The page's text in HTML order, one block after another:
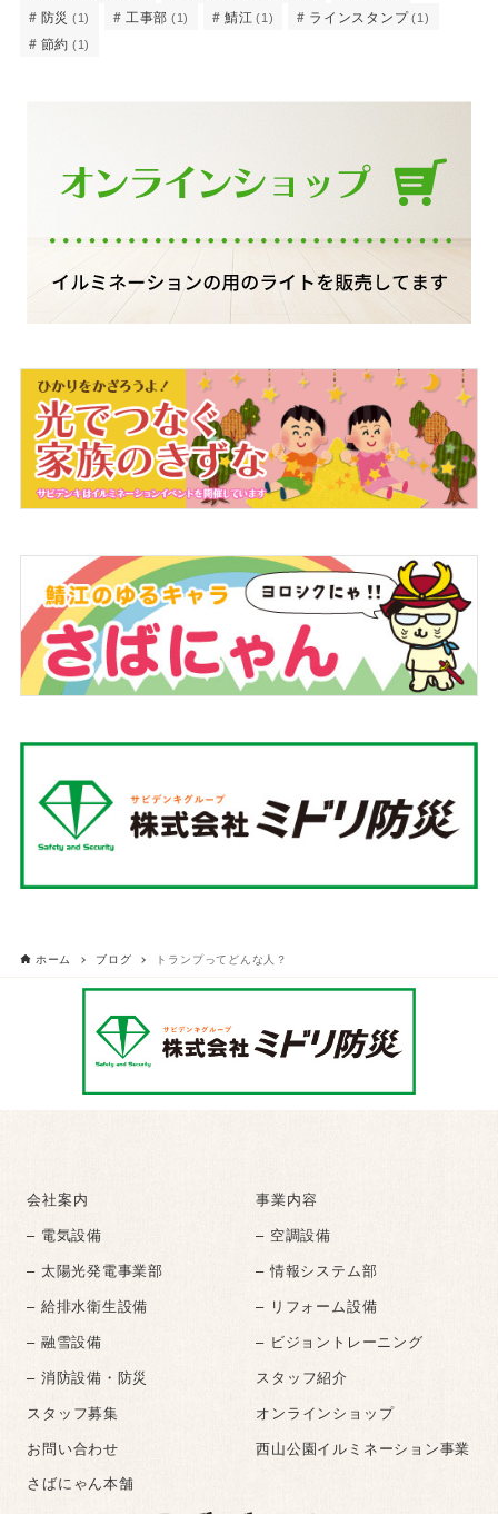
防災 (1) 工事部 (1) 鯖江 (1) ラインスタンプ (1)
節約 (1)
ホーム ブログ トランプってどんな人？
会社案内
事業内容
– 電気設備
– 空調設備
– 太陽光発電事業部
– 情報システム部
– 給排水衛生設備
– リフォーム設備
– 融雪設備
– ビジョントレーニング
– 消防設備・防災
スタッフ紹介
スタッフ募集
オンラインショップ
お問い合わせ
西山公園イルミネーション事業
さばにゃん本舗